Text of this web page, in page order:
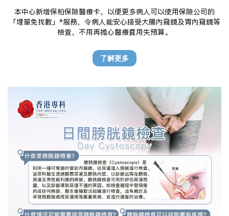
本中心新增保柏保險醫療卡，以便更多病人可以使用保險公司的
「埋單免找數」*服務，令病人能安心接受大腸內窺鏡及胃內窺鏡等
檢查，不用再擔心醫療費用失預算。
服務，最終理賠結果與本中心無關。請於接受醫療服務前向你的保
險公司查詢。
了解更多